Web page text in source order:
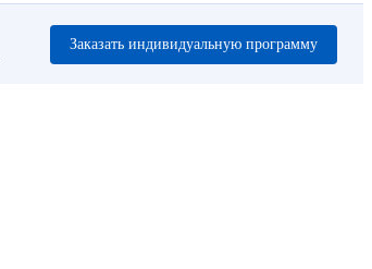
Заказать индивидуальную программу